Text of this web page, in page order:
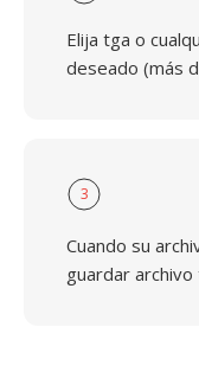
Elija tga o
deseado (más
3
Cuando su
guardar